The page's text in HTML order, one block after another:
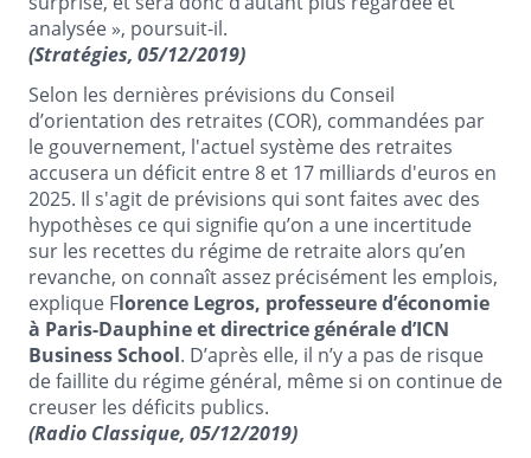
analysée », poursuit-il.
(Stratégies, 05/12/2019)
Selon les dernières prévisions du Conseil
d’orientation des retraites (COR), commandées par
le gouvernement, l'actuel système des retraites
accusera un déficit entre 8 et 17 milliards d'euros en
2025. Il s'agit de prévisions qui sont faites avec des
hypothèses ce qui signifie qu’on a une incertitude
sur les recettes du régime de retraite alors qu’en
revanche, on connaît assez précisément les emplois,
explique Florence Legros, professeure d’économie
à Paris-Dauphine et directrice générale d’ICN
Business School. D’après elle, il n’y a pas de risque
de faillite du régime général, même si on continue de
creuser les déficits publics.
(Radio Classique, 05/12/2019)